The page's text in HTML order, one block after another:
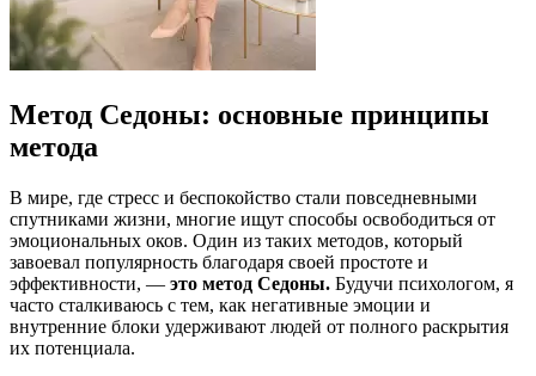
Метод Седоны: основные принципы
метода
В мире, где стресс и беспокойство стали повседневными
спутниками жизни, многие ищут способы освободиться от
эмоциональных оков. Один из таких методов, который
завоевал популярность благодаря своей простоте и
эффективности, — это метод Седоны. Будучи психологом, я
часто сталкиваюсь с тем, как негативные эмоции и
внутренние блоки удерживают людей от полного раскрытия
их потенциала.